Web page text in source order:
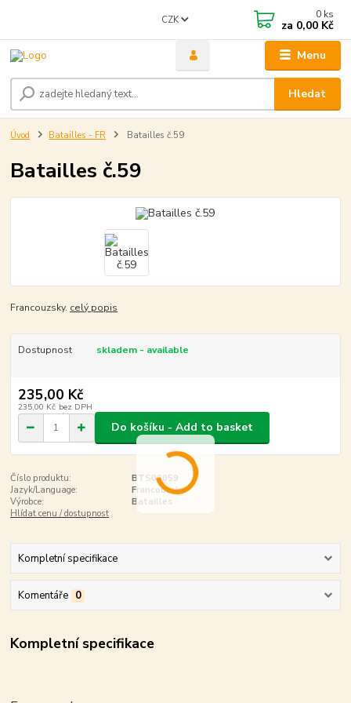
Menu
CZK
Hledat
0 ks
za 0,00 Kč
Úvod Batailles - FR Batailles č.59
Batailles č.59
Francouzsky. celý popis
Dostupnost skladem - available
235,00 Kč
235,00 Kč bez DPH
Do košíku - Add to basket
Číslo produktu:
BTS00059
Jazyk/Language:
Francouzsky
Výrobce:
Batailles
Hlídat cenu / dostupnost
Kompletní specifikace
Komentáře 0
Kompletní specifikace